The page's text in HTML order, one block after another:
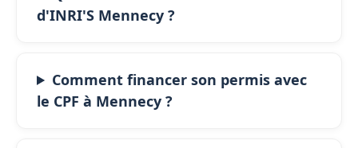
d'INRI'S Mennecy ?
Comment financer son permis avec
le CPF à Mennecy ?